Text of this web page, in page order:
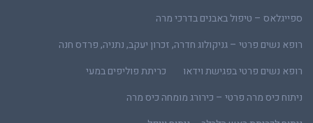
ספייגלאס – טיפול באבנים בדרכי מרה
רופא נשים פרטי – גניקולוג חדרה, זכרון יעקב, נתניה, פרדס חנה
רופא נשים פרטי בפגישת וידאו
כריתת פוליפים במעי
ניתוח כיס מרה פרטי – כירורג מומחה כיס מרה